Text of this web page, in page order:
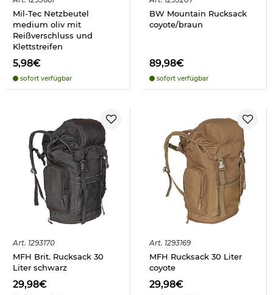
Mil-Tec Netzbeutel
medium oliv mit
Reißverschluss und
Klettstreifen
5,98€
sofort verfügbar
BW Mountain Rucksack
coyote/braun
89,98€
sofort verfügbar
Art. 1293170
MFH Brit. Rucksack 30
Liter schwarz
29,98€
Art. 1293169
MFH Rucksack 30 Liter
coyote
29,98€